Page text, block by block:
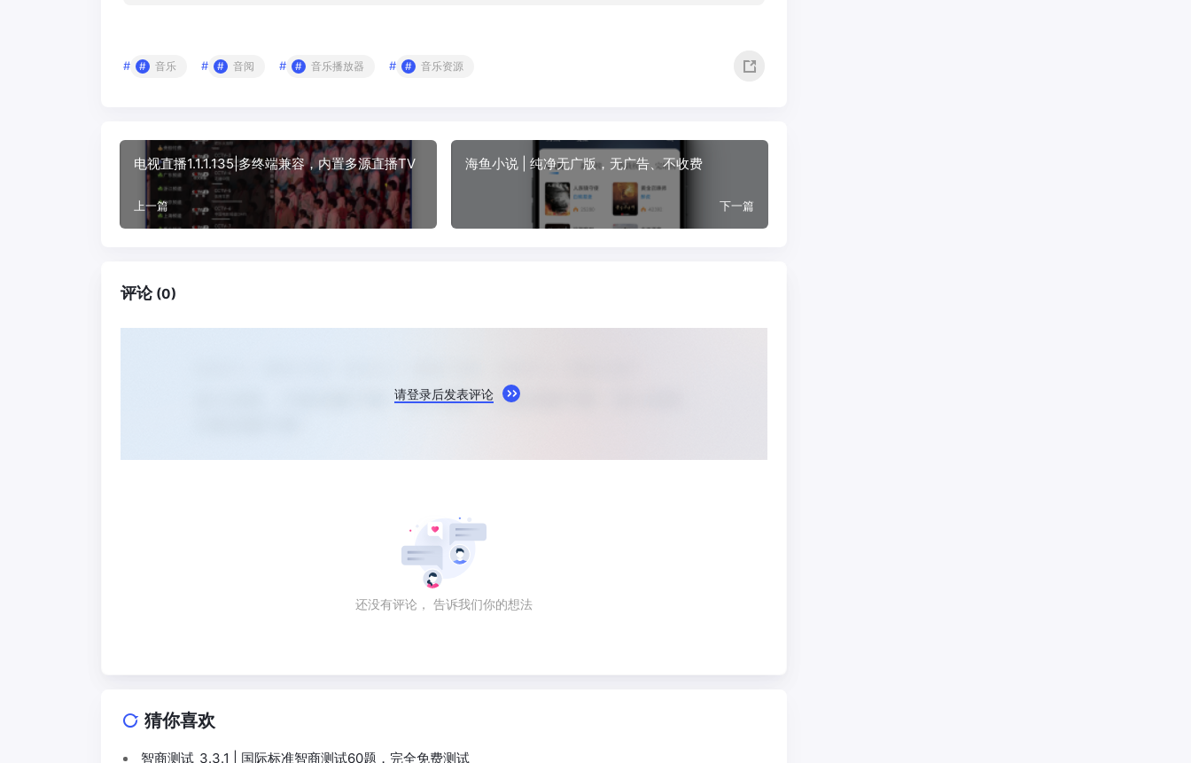
# 音乐 # 音阅 # 音乐播放器 # 音乐资源
电视直播1.1.1.135|多终端兼容，内置多源直播TV
上一篇
海鱼小说 | 纯净无广版，无广告、不收费
下一篇
评论 (0)
请登录后发表评论
还没有评论， 告诉我们你的想法
猜你喜欢
智商测试_3.3.1 | 国际标准智商测试60题，完全免费测试